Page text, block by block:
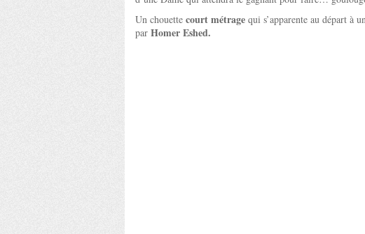
Un chouette court métrage qui s’apparente au départ à
par Homer Eshed.